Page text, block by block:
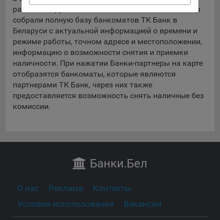
данные о пользователе в случае, если это разрешено в
настройках браузера пользователя (включено
сохранение файлов cookie и использование технологии
JavaScript).
На сайтах обрабатываются следующие типы файлов
cookie:
Общество может использовать файлы cookie для
рекламирования услуг пользователям сайта
«bankibel.by» на сторонних веб-сайтах. Например, если
пользователь посетит указанный сайт, то в дальнейшем
Иногда Общество использует сторонние файлы cookie
объявлений. Такие файлы cookie, например, запоминают,
сайты Общества. С помощью данной процедуры
рекламной деятельности.
район Беларуси с отмеченными банкоматами. Мы
собрали полную базу банкоматов ТК Банк в
Беларуси с актуальной информацией о времени и
режиме работы, точном адресе и местоположении,
информацию о возможности снятия и приемки
наличности. При нажатии Банки-партнеры на карте
отобразятся банкоматы, которые являются
партнерами ТК Банк, через них также
предоставляется возможность снять наличные без
комиссии.
Банки.Бел
О нас Реклама
Контакты
Условия использования
Вакансии